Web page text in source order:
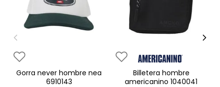
gorra never hombre nea
6910143
billetera hombre
americanino 1040041